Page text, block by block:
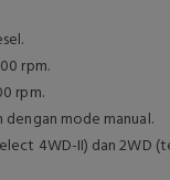
rpm.
rpm.
mode manual.
4WD-II) dan 2WD